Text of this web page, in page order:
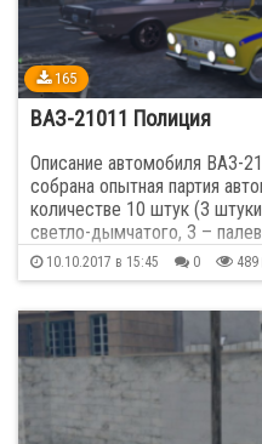
Subaru 38
Tesla5
Toyota159
Volkswagen193
Volvo51
Военная техника139
Мотоциклы
165
ВАЗ-21011 Полиция
Описание автомобиля ВАЗ-
собрана опытная партия
количестве 10 штук (3
светло-дымчатого, 3 –
10.10.2017 в 15:45 0 489